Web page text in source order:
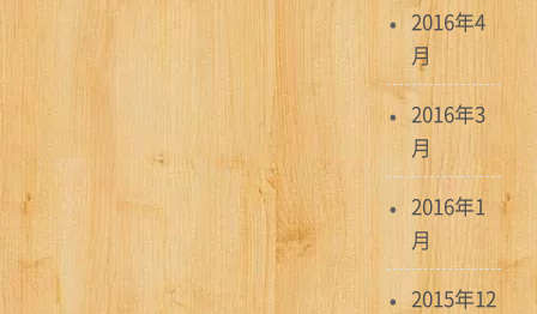
2016年4
月
2016年3
月
2016年1
月
2015年12